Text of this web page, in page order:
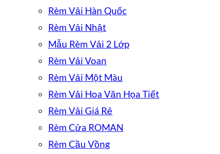
Rèm Vải Hàn Quốc
Rèm Vải Nhật
Mẫu Rèm Vải 2 Lớp
Rèm Vải Voan
Rèm Vải Một Màu
Rèm Vải Hoa Văn Họa Tiết
Rèm Vải Giá Rẻ
Rèm Cửa ROMAN
Rèm Cầu Vồng